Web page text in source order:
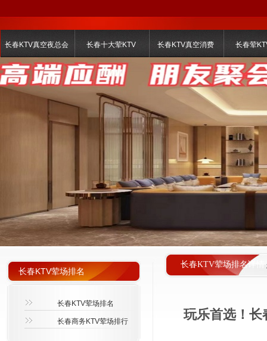
长春KTV真空夜总会 长春十大荤KTV 长春KTV真空消费 长春荤
长春KTV荤场排名详情
长春KTV荤场排名
长春KTV荤场排名
长春商务KTV荤场排行 玩乐首选！长